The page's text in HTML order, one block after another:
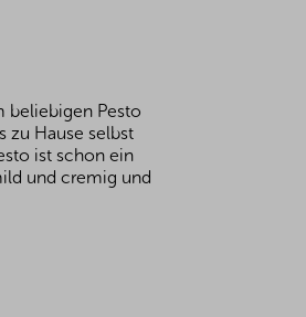
beliebigen Pesto
zu Hause selbst
ist schon ein
und cremig und